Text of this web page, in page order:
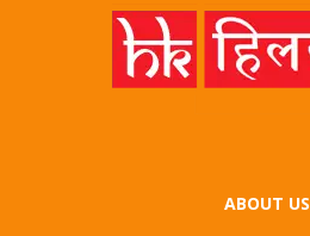
ABOUT US